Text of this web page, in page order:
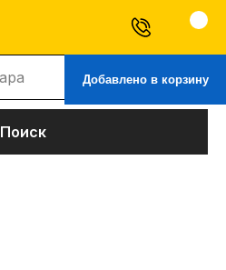
Добавлено в корзину
Поиск